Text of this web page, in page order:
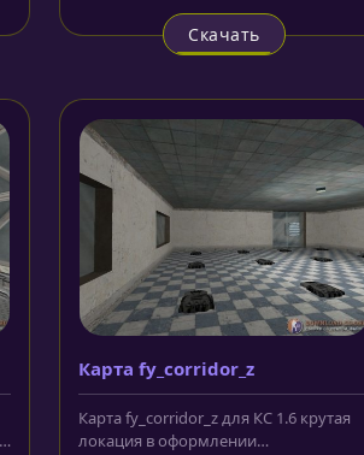
Скачать
Карта fy_corridor_z
Карта fy_corridor_z для КС 1.6 крутая
локация в оформлении